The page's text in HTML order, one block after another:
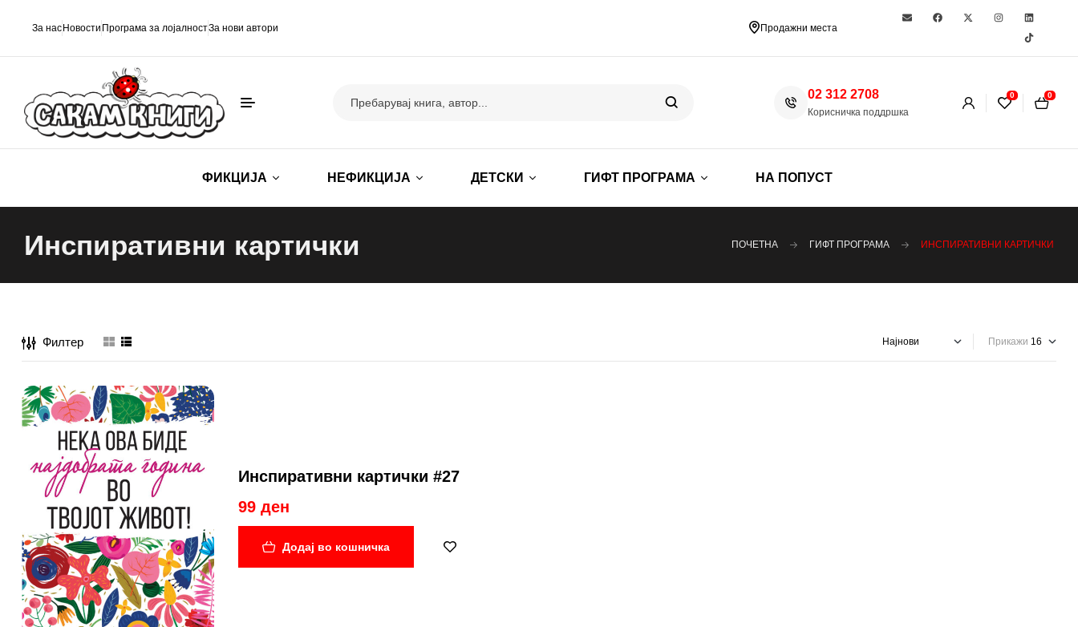
За нас Новости Програма за лојалностЗа нови автори Продажни места
02 312 2708
Корисничка поддршка
0 0
ФИКЦИЈА НЕФИКЦИЈА ДЕТСКИ ГИФТ ПРОГРАМА НА ПОПУСТ
Инспиративни картички ПОЧЕТНА ГИФТ ПРОГРАМА ИНСПИРАТИВНИ КАРТИЧКИ
Филтер Прикажи
Инспиративни картички #27
99 ден
Додај во кошничка